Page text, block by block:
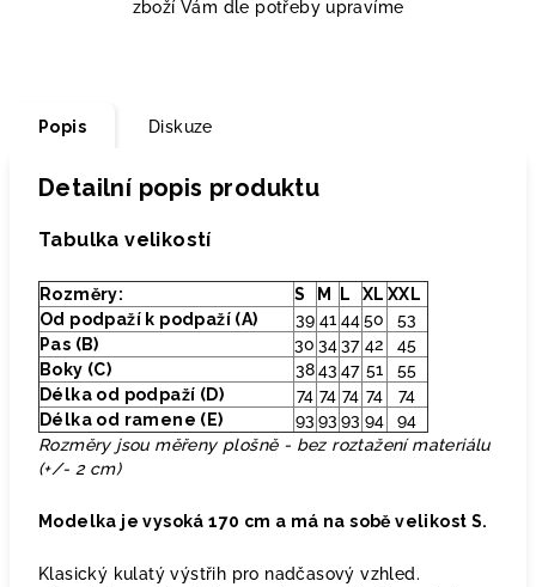
zboží Vám dle potřeby upravíme
Popis Diskuze
Detailní popis produktu
Tabulka velikostí
Rozměry: S M L XL XXL
Od podpaží k podpaží (A)
39 41 44 50
53
Pas (B)
30 34 37 42
45
Boky (C)
3843 47 51
55
Délka od podpaží (D)
74 74 74 74
74
Délka od ramene (E)
93 93 93 94
94
Rozměry jsou měřeny plošně - bez roztažení materiálu
(+/- 2 cm)
Modelka je vysoká 170 cm a má na sobě velikost S.
Klasický kulatý výstřih pro nadčasový vzhled.